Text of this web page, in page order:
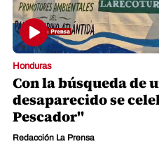
Honduras
Con la búsqueda de
desaparecido se
Pescador"
Redacción La Prensa